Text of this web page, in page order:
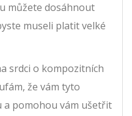
můžete dosáhnout
museli platit velké
srdci o kompozitních
že vám tyto
pomohou vám ušetřit